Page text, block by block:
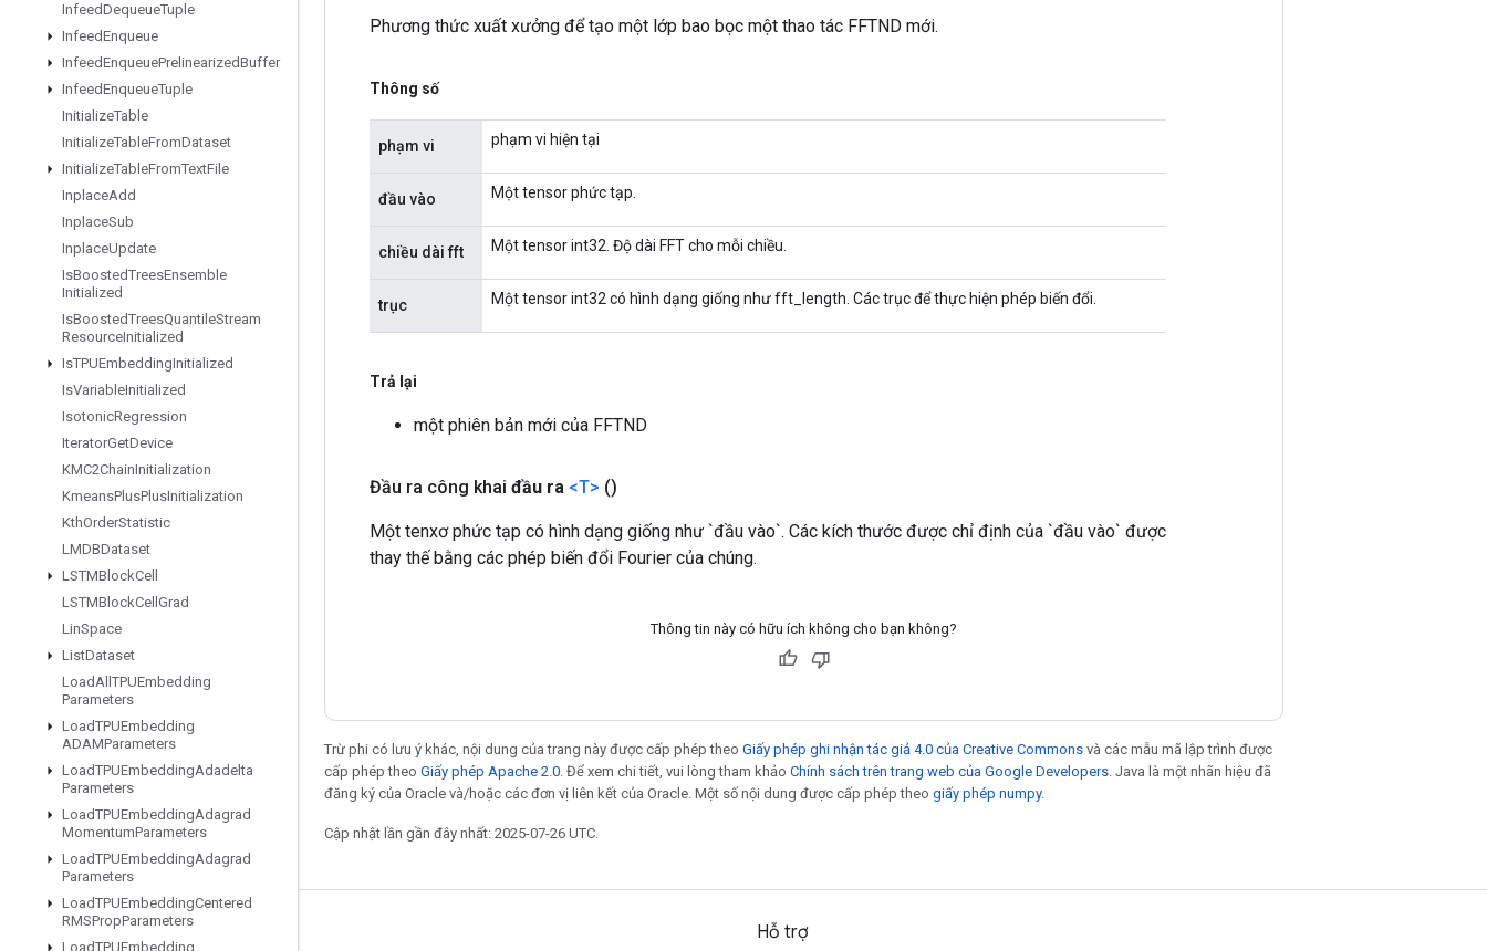
InfeedDequeueTuple
InfeedEnqueue
InfeedEnqueuePrelinearizedBuffer
InfeedEnqueueTuple
InitializeTable
InitializeTableFromDataset
InitializeTableFromTextFile
InplaceAdd
InplaceSub
InplaceUpdate
IsBoostedTreesEnsemble
Initialized
IsBoostedTreesQuantileStream
ResourceInitialized
IsTPUEmbeddingInitialized
IsVariableInitialized
IsotonicRegression
IteratorGetDevice
KMC2ChainInitialization
KmeansPlusPlusInitialization
KthOrderStatistic
LMDBDataset
LSTMBlockCell
LSTMBlockCell Grad
LinSpace
ListDataset
LoadAll TPUEmbedding
Parameters
LoadTPUEmbedding
ADAMParameters
LoadTPUEmbeddingAdadelta
Parameters
LoadTPUEmbeddingAdagrad
MomentumParameters
LoadTPUEmbeddingAdagrad
Parameters
LoadTPUEmbeddingCentered
RMSPropParameters
LoadTPUEmbedding
Phương thức xuất xưởng để tạo một lớp bao bọc một thao tác FFTND mới.
Thông số
phạm vi phạm vi hiện tại
đầu vào Một tensor phức tạp.
chiều dài fft Một tensor int32. Độ dài FFT cho mỗi chiều.
trục Một tensor int32 có hình dạng giống như fft_length. Các trục để thực hiện phép biến đổi.
Trả lại
một phiên bản mới của FFTND
Đầu ra công khai đầu ra <T> ()
Một tenxơ phức tạp có hình dạng giống như `đầu vào`. Các kích thước được chỉ định của `đầu vào` được
thay thế bằng các phép biến đổi Fourier của chúng.
Thông tin này có hữu ích không cho bạn không?
Trừ phi có lưu ý khác, nội dung của trang này được cấp phép theo Giấy phép ghi nhận tác giả 4.0 của Creative Commons và các mẫu mã lập trình được
cấp phép theo Giấy phép Apache 2.0 . Để xem chi tiết, vui lòng tham khảo Chính sách trên trang web của Google Developers . Java là một nhãn hiệu đã
đăng ký của Oracle và/hoặc các đơn vị liên kết của Oracle. Một số nội dung được cấp phép theo giấy phép numpy.
Cập nhật lần gần đây nhất: 2025-07-26 UTC.
Giữ liên lạc Hỗ trợ